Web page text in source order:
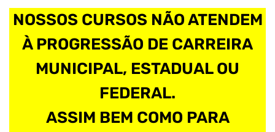
NOSSOS CURSOS NÃO ATENDEM
À PROGRESSÃO DE CARREIRA
MUNICIPAL, ESTADUAL OU
FEDERAL.
ASSIM BEM COMO PARA